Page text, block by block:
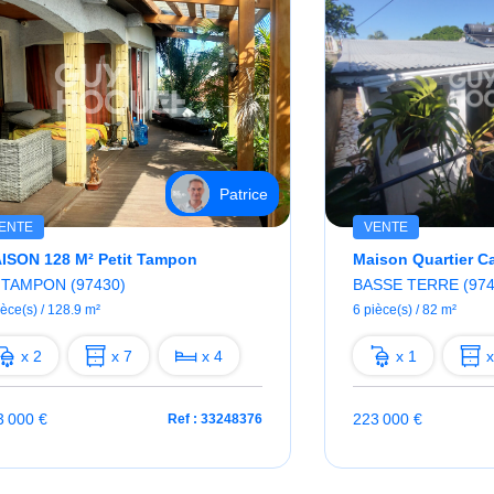
Patrice
128 M² Petit Tampon
(97430)
/ 128.9 m²
x 2 x 7 x 4
000 € Ref : 33248376
VENTE
Maison Quartier
BASSE TERRE
6 pièce(s) / 82 m²
x 1
223 000 €